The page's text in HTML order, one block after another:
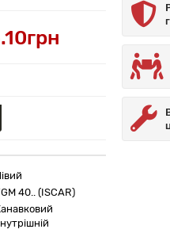
40.. (ISCAR)